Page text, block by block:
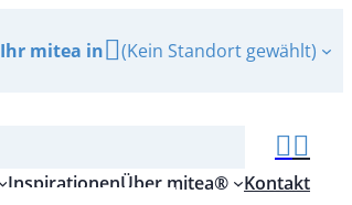
Ihr mitea in (Kein Standort gewählt)
InspirationenÜber mitea® Kontakt